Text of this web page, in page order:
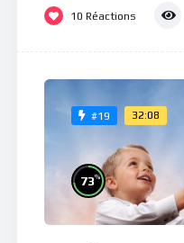
10 Réactions
#19 32:08
73%